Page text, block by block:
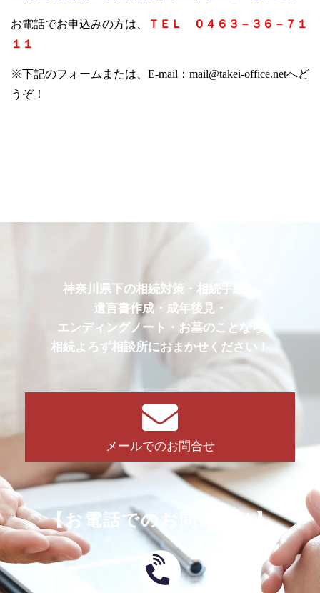
お電話でお申込みの方は、
ＴＥＬ ０４６３－３６－７１
１１
※下記のフォームまたは、 E-mail：mail@takei-office.netへど
うぞ！
神奈川県下の相続対策・相続手続・
遺言書作成・成年後見・
エンディングノート・お墓のことなら
相続よろず相談所におまかせください！
メールでのお問合せ
【お電話でのお問合せは】